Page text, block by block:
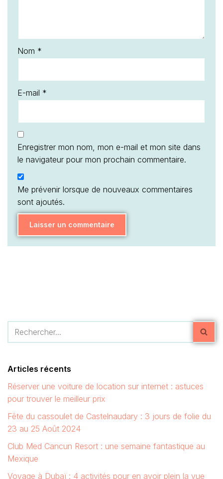
Nom *
E-mail *
Enregistrer mon nom, mon e-mail et mon site dans
le navigateur pour mon prochain commentaire.
Me prévenir lorsque de nouveaux commentaires
sont ajoutés.
Articles récents
Réserver une voiture de location sur internet : astuces
pour trouver le meilleur prix
Fête du cassoulet de Castelnaudary : 3 jours de folie du
23 au 25 Août 2024
Club Med Cancun Resort : une semaine fantastique au
Mexique
Voyage à Dubaï : 4 activités pour en avoir plein la vue